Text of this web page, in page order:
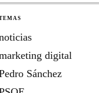
digital
Sánchez